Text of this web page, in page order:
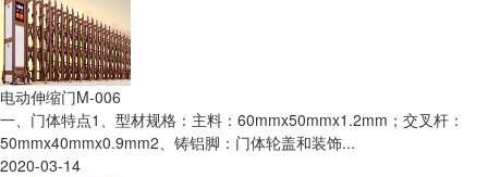
电动伸缩门M-006
一、门体特点1、型材规格：主料：60mmx50mmx1.2mm；交叉杆：
50mmx40mmx0.9mm2、铸铝脚：门体轮盖和装饰...
2020-03-14